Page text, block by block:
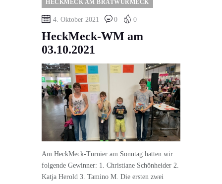
HECKMECK AM BRATWURMECK
4. Oktober 2021 0 0
HeckMeck-WM am
03.10.2021
Am HeckMeck-Turnier am Sonntag hatten wir
folgende Gewinner: 1. Christiane Schönheider 2.
Katja Herold 3. Tamino M. Die ersten zwei